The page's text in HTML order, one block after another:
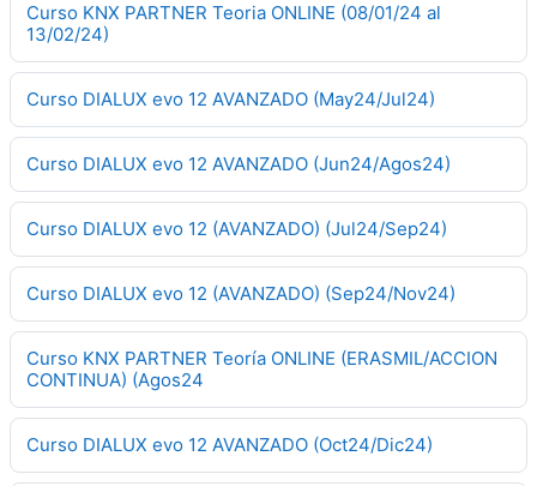
Curso KNX PARTNER Teoria ONLINE (08/01/24 al
13/02/24)
Curso DIALUX evo 12 AVANZADO (May24/Jul24)
Curso DIALUX evo 12 AVANZADO (Jun24/Agos24)
Curso DIALUX evo 12 (AVANZADO) (Jul24/Sep24)
Curso DIALUX evo 12 (AVANZADO) (Sep24/Nov24)
Curso KNX PARTNER Teoría ONLINE (ERASMIL/ACCION
CONTINUA) (Agos24
Curso DIALUX evo 12 AVANZADO (Oct24/Dic24)